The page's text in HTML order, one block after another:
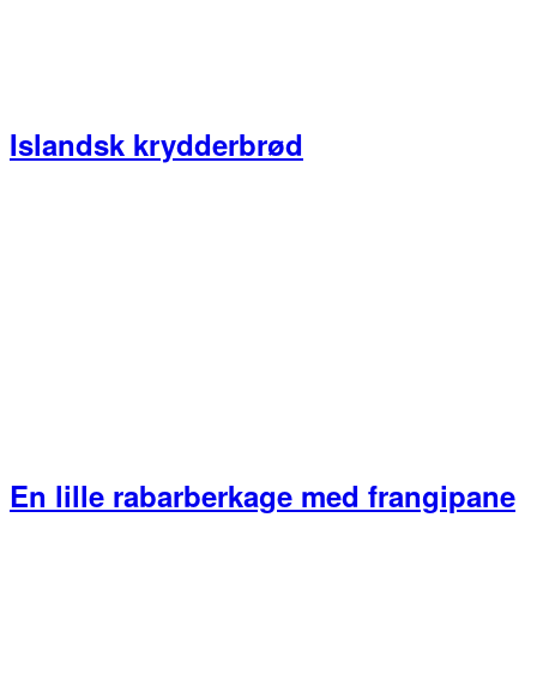
Islandsk krydderbrød
En lille rabarberkage med frangipane